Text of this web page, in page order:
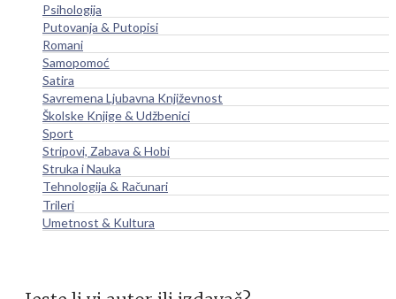
Psihologija
Putovanja & Putopisi
Romani
Samopomoć
Satira
Savremena Ljubavna Književnost
Školske Knjige & Udžbenici
Sport
Stripovi, Zabava & Hobi
Struka i Nauka
Tehnologija & Računari
Trileri
Umetnost & Kultura